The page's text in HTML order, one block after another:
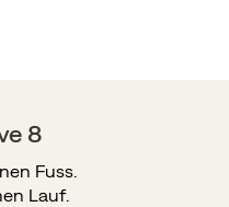
8
Fuss.
Lauf.